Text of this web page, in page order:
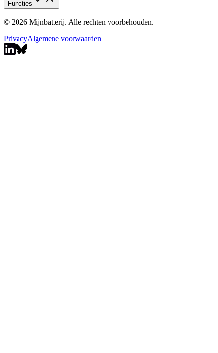
Functies
© 2026 Mijnbatterij. Alle rechten voorbehouden.
PrivacyAlgemene voorwaarden